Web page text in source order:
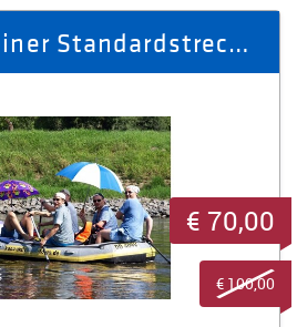
Paddeln auf einer Standardstrecke für 5 Personen
€ 70,00
€ 100,00